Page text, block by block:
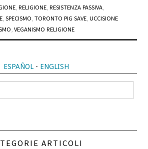
,RELIGIONE ,RESISTENZA PASSIVA
,SPECISMO ,TORONTO PIG SAVE ,UCCISIONE
,VEGANISMO RELIGIONE
ESPAÑOL- ENGLISH
ARTICOLI